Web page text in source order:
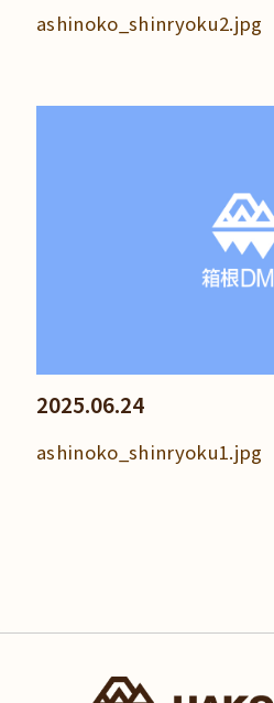
ashinoko_shinryoku2.jpg
2025.06.24
ashinoko_shinryoku1.jpg